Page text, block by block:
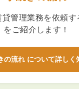
管理業務を依頼
をご紹介します！
の流れ について詳しく